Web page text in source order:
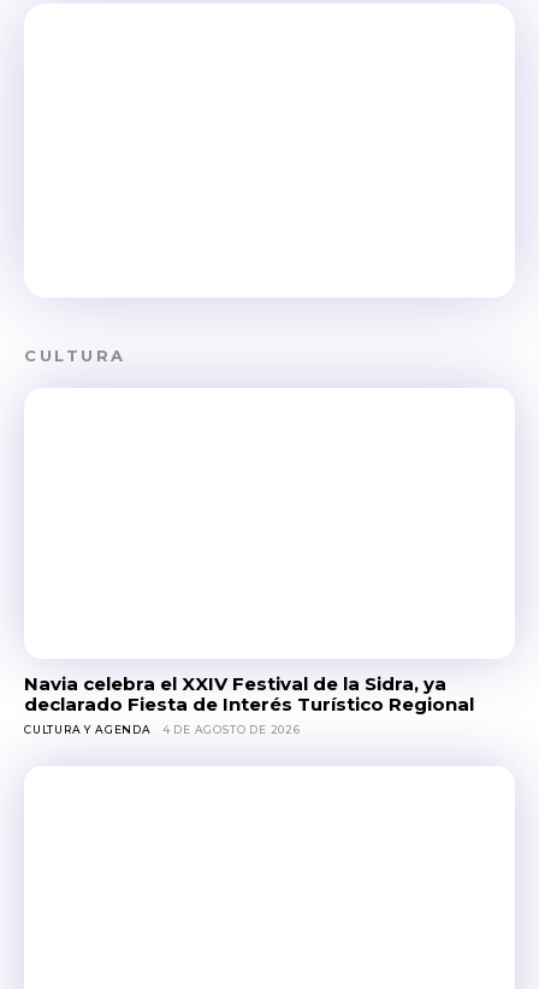
CULTURA
Navia celebra el XXIV Festival de la Sidra, ya
declarado Fiesta de Interés Turístico Regional
CULTURA Y AGENDA 4 DE AGOSTO DE 2026